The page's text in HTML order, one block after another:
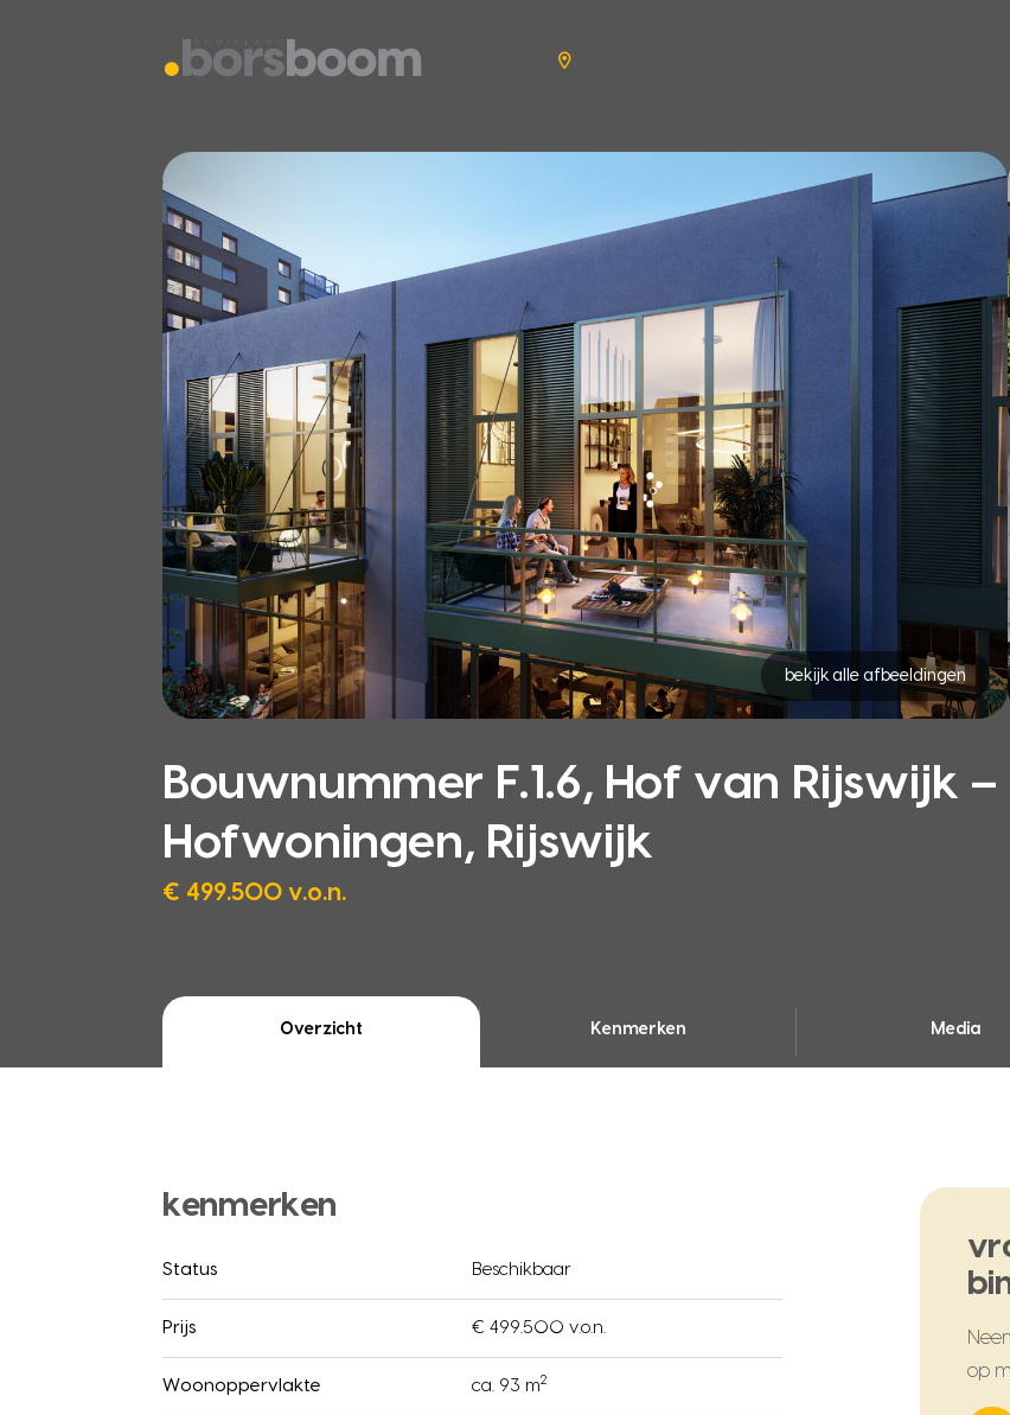
bekijk alle afbeeldingen
Bouwnummer F.1.6, Hof van Rijswijk –
Hofwoningen, Rijswijk
€ 499.500 v.o.n.
Overzicht Kenmerken Media
kenmerken
Status Beschikbaar
Prijs € 499.500 v.o.n.
Woonoppervlakte ca. 93 m2
op